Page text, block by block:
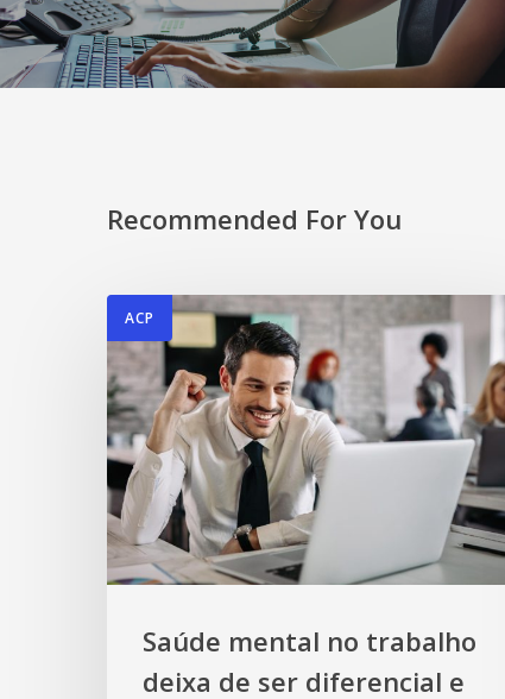
Recommended For You
ACP
Saúde mental no trabalho
deixa de ser diferencial e